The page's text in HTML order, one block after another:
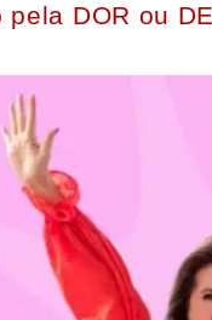
DOR ou